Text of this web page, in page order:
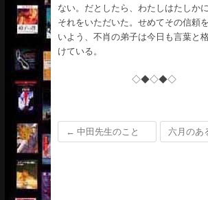
ない。だとしたら、わたしはたしか
それをいただいた。せめてその信頼
いよう、不肖の弟子は今日も言葉と
けている。
◇◆◇◆◇
← 中田先生のこと 六月のあ